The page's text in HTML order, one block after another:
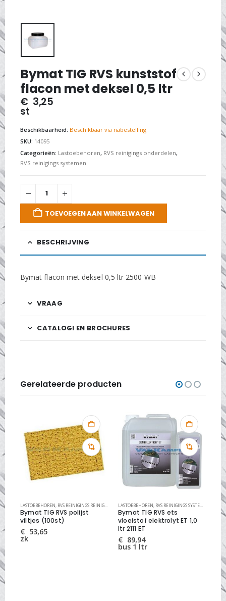
Bymat TIG RVS kunststof
flacon met deksel 0,5 ltr
€ 3,25
st
Beschikbaarheid: Beschikbaar via nabestelling
SKU: 14095
Categorieën: Lastoebehoren, RVS reinigings onderdelen,
RVS reinigings systemen
TOEVOEGEN AAN WINKELWAGEN
BESCHRIJVING
Bymat flacon met deksel 0,5 ltr 2500 WB
VRAAG
CATALOGI EN BROCHURES
Gerelateerde producten
LASTOEBEHOREN RVS REINIGINGS REINIGINGS EN MARKEER VILTJES ,RVS REINIGINGS SYSTEMEN
Bymat TIG RVS polijst
viltjes (100st)
€ 53,65
zk
LASTOEBEHOREN RVS REINIGINGS SYSTEMEN RVS
Bymat TIG RVS ets
vloeistof elektrolyt ET 1,0
ltr 2111 ET
€ 89,94
bus 1 ltr